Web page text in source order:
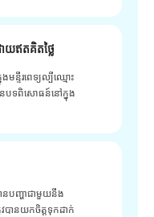
យឥតគិតថ្លៃ
មន្ទីរពេទ្យល្បីឈ្មោះ
បទពិសោធន៍នៅក្នុង
នបញ្ហាជាមួយនឹង
វបានយកចិត្តទុកដាក់